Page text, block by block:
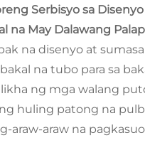
Serbisyo sa
na May Dalawang
na disenyo at
na tubo para sa
ng mga walang
huling patong na
araw-araw na